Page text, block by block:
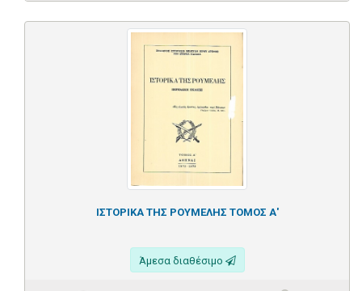
ΙΣΤΟΡΙΚΑ ΤΗΣ ΡΟΥΜΕΛΗΣ ΤΟΜΟΣ Α'
Άμεσα διαθέσιμο